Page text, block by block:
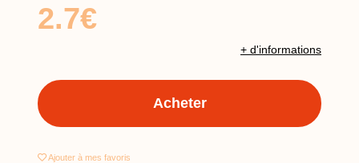
2.7€
+ d'informations
Acheter
Ajouter à mes favoris